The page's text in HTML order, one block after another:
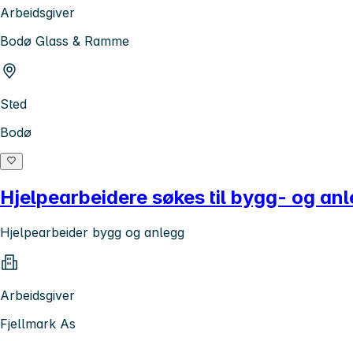
Arbeidsgiver
Bodø Glass & Ramme
Sted
Bodø
Hjelpearbeidere søkes til bygg- og
Hjelpearbeider bygg og anlegg
Arbeidsgiver
Fjellmark As